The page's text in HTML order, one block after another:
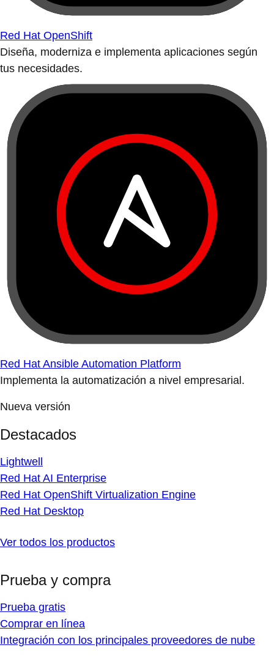
Red Hat OpenShift
Diseña, moderniza e implementa aplicaciones según
tus necesidades.
Red Hat Ansible Automation Platform
Implementa la automatización a nivel empresarial.
Nueva versión
Destacados
Lightwell
Red Hat AI Enterprise
Red Hat OpenShift Virtualization Engine
Red Hat Desktop
Ver todos los productos
Prueba y compra
Prueba gratis
Comprar en línea
Integración con los principales proveedores de nube